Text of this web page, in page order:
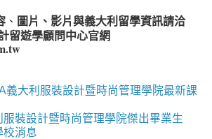
、 圖片、影片與義大利留學資訊請洽
留遊學顧問中心官網
義大利服裝設計暨時尚管理學院最新課
服裝設計暨時尚管理學院傑出畢業生
校消息